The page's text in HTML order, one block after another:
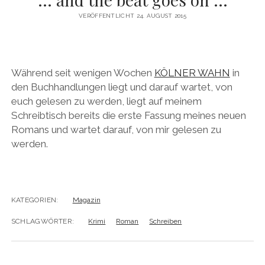
KÖLNER GRÄTSCHE
KÖLNER KREUZIGUNG
FIKTIONALES SCHREIBEN
ALL ART TELLS A STORY
WIE GESCHICHTEN UNSER GEHIRN IN GEISELHAFT NEHMEN
VERÖFFENTLICHT 24. AUGUST 2015
Während seit wenigen Wochen KÖLNER WAHN in
den Buchhandlungen liegt und darauf wartet, von
euch gelesen zu werden, liegt auf meinem
Schreibtisch bereits die erste Fassung meines neuen
Romans und wartet darauf, von mir gelesen zu
werden.
KATEGORIEN: Magazin
SCHLAGWÖRTER: Krimi Roman Schreiben